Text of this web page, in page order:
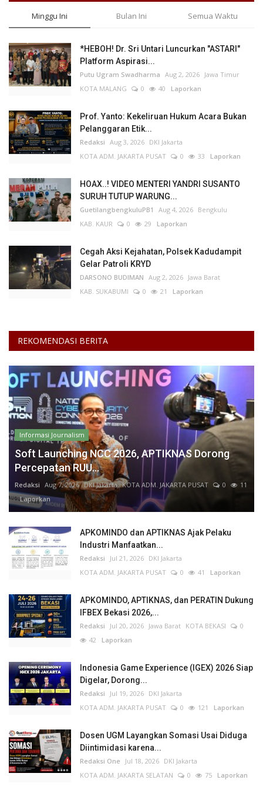
Minggu Ini Bulan Ini Semua Waktu
*HEBOH! Dr. Sri Untari Luncurkan "ASTARI"
Platform Aspirasi...
Putu Ugram Swadharma Aug 2, 2026 Jawa Timur
KOTA MALANG
0 40 Laporkan
Prof. Yanto: Kekeliruan Hukum Acara Bukan
Pelanggaran Etik...
Redaksi Aug 3, 2026 DKI Jakarta
KOTA ADM. JAKARTA PUSAT
0 33 Laporkan
HOAX..! VIDEO MENTERI YANDRI SUSANTO
SURUH TUTUP WARUNG...
GuetilangbengkuluPB1 Aug 4, 2026 Bengkulu
KAB. KAUR
0 29 Laporkan
Cegah Aksi Kejahatan, Polsek Kadudampit
Gelar Patroli KRYD
DARSONO BUDIMAN Aug 2, 2026 Jawa Barat
KAB. SUKABUMI
0 21 Laporkan
REKOMENDASI BERITA
Informasi Journalism
Soft Launching NCC 2026, APTIKNAS Dorong
Percepatan RUU...
Redaksi Aug 7, 2026 DKI Jakarta KOTA ADM. JAKARTA PUSAT 0
11
Laporkan
APKOMINDO dan APTIKNAS Ajak Pelaku
Industri Manfaatkan...
Redaksi Jul 21, 2026 DKI Jakarta
KOTA ADM. JAKARTA PUSAT
0 41 Laporkan
APKOMINDO, APTIKNAS, dan PERATIN Dukung
IFBEX Bekasi 2026,...
Redaksi Jul 20, 2026 Jawa Barat KOTA BEKASI
0
42 Laporkan
Indonesia Game Experience (IGEX) 2026 Siap
Digelar, Dorong...
Redaksi Jul 19, 2026 DKI Jakarta
KOTA ADM. JAKARTA PUSAT
0 121 Laporkan
Dosen UGM Layangkan Somasi Usai Diduga
Diintimidasi karena...
Redaksi One Jul 18, 2026 DKI Jakarta
KOTA ADM. JAKARTA SELATAN
0 75 Laporkan